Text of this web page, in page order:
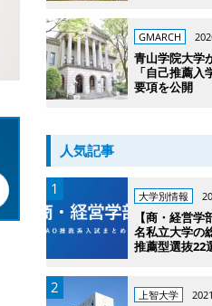
GMARCH
青山学院大学
「自己推薦入
要項を公開
人気記事
大学別情報
【商・経営
名私立大学の
推薦型選抜22
上智大学